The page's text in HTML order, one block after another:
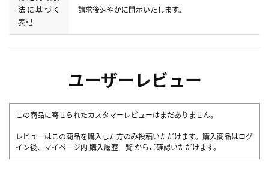
法に基づく
表記
請求後速やかに開示いたします。
ユーザーレビュー
この商品に寄せられたカスタマーレビューはまだありません。
レビューはこの商品を購入した方のみ投稿いただけます。購入商品はログ
イン後、マイページ内 購入履歴一覧 からご確認いただけます。